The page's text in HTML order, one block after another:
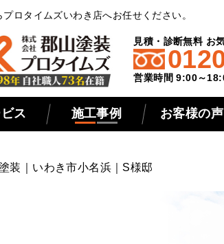
ロタイムズいわき店へお任せください。
見積・診断無料 お
営業時間 9:00～
ス 施工事例 お客様の声
装｜いわき市小名浜｜S様邸